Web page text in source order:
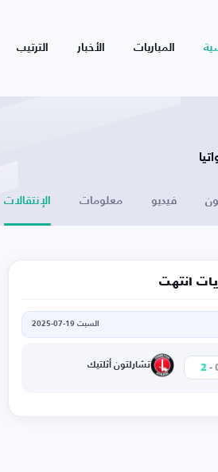
المباريات الأخبار الترتيب
فيديو معلومات الإنتقالات
انتهت
السبت 19-07-2025
-
2 تشارلتون أثلتيك